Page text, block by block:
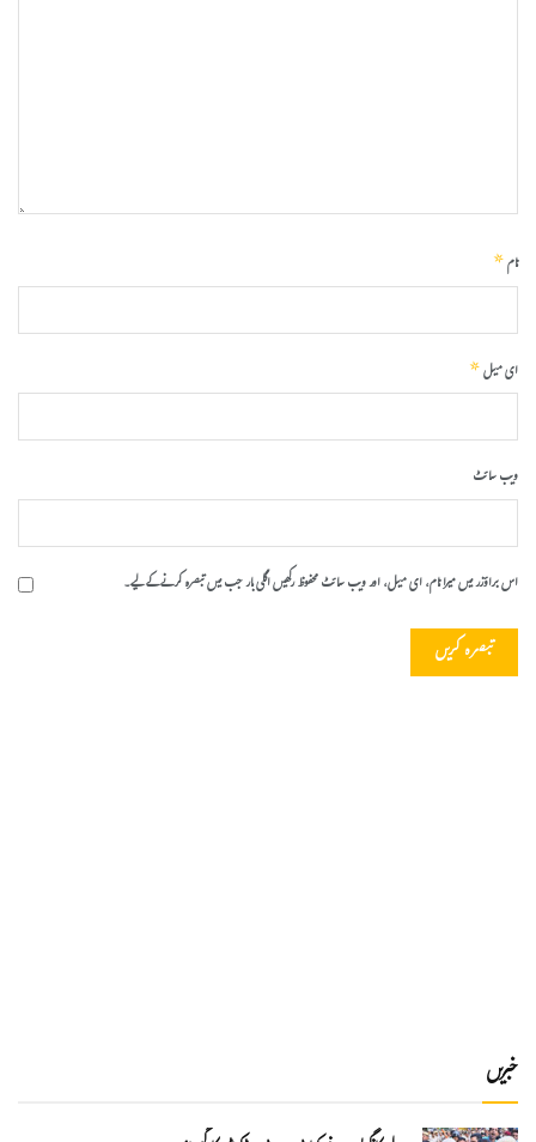
نام*
ای میل*
ویب‌ سائٹ
اس براؤزر میں میرا نام، ای میل، اور ویب سائٹ محفوظ رکھیں اگلی بار جب میں تبصرہ کرنے کےلیے۔
خبریں